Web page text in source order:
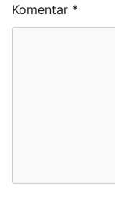
Komentar *